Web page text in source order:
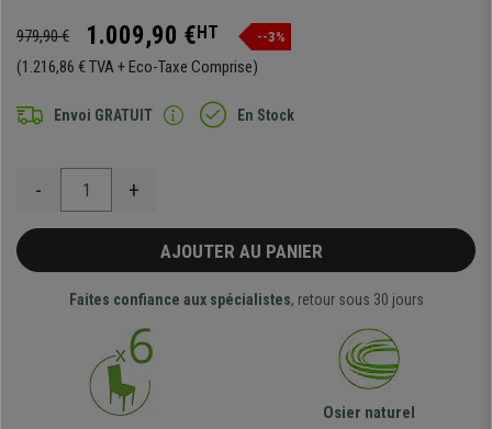
979,90 € 1.009,90 €HT --3%
(1.216,86 € TVA + Eco-Taxe Comprise)
Envoi GRATUIT En Stock
- +
AJOUTER AU PANIER
Faites confiance aux spécialistes, retour sous 30 jours
Osier naturel